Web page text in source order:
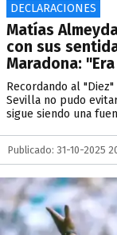
DECLARACIONES
Matías
con sus
Maradona:
Recordando al
Sevilla no pudo
sigue siendo una
Publicado: 31-10-2025